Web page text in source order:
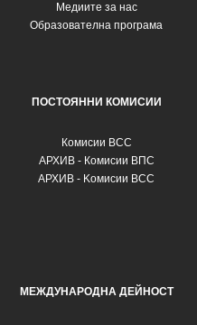
Медиите за нас
Образователна програма
ПОСТОЯННИ КОМИСИИ
Комисии ВСС
АРХИВ - Комисии ВПС
АРХИВ - Kомисии ВСС
МЕЖДУНАРОДНА ДЕЙНОСТ